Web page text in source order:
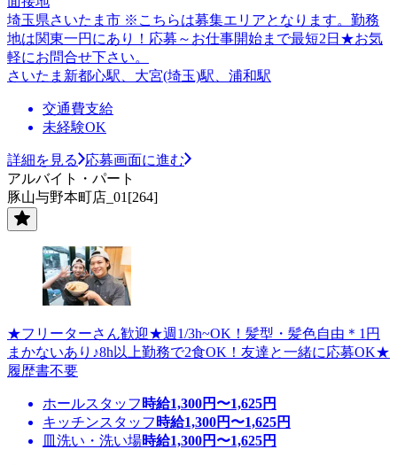
埼玉県さいたま市 ※こちらは募集エリアとなります。勤務
地は関東一円にあり！応募～お仕事開始まで最短2日★お気
軽にお問合せ下さい。
さいたま新都心駅、大宮(埼玉)駅、浦和駅
交通費支給
未経験OK
詳細を見る
応募画面に進む
アルバイト・パート
豚山与野本町店_01[264]
★フリーターさん歓迎★週1/3h~OK！髪型・髪色自由＊1円
まかないあり♪8h以上勤務で2食OK！友達と一緒に応募OK★
履歴書不要
ホールスタッフ 時給1,300円〜1,625円
キッチンスタッフ 時給1,300円〜1,625円
皿洗い・洗い場時給1,300円〜1,625円